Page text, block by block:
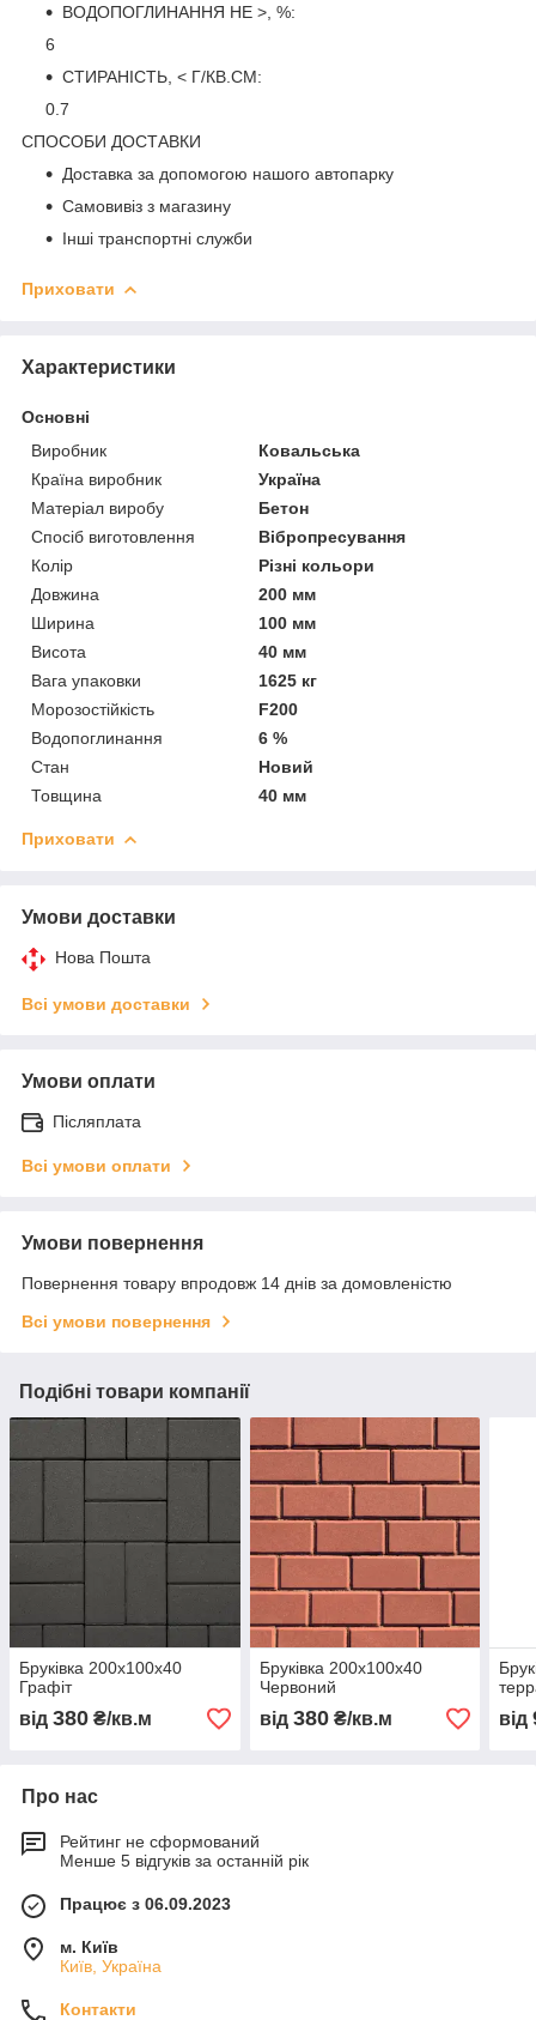
ВОДОПОГЛИНАННЯ НЕ >, %:
6
СТИРАНІСТЬ, < Г/КВ.СМ:
0.7
СПОСОБИ ДОСТАВКИ
Доставка за допомогою нашого автопарку
Самовивіз з магазину
Інші транспортні служби
Приховати
Характеристики
Основні
Виробник
Ковальська
Країна виробник
Україна
Матеріал виробу
Бетон
Спосіб виготовлення
Вібропресування
Колір
Різні кольори
Довжина
200 мм
Ширина
100 мм
Висота
40 мм
Вага упаковки
1625 кг
Морозостійкість
F200
Водопоглинання
6 %
Стан
Новий
Товщина
40 мм
Приховати
Умови доставки
Нова Пошта
Всі умови доставки
Умови оплати
Післяплата
Всі умови оплати
Умови повернення
Повернення товару впродовж 14 днів за домовленістю
Всі умови повернення
Подібні товари компанії
Бруківка 200х100х40
Графіт
від 380 ₴/кв.м
Бруківка 200х100х40
Червоний
від 380₴/кв.м від
Про нас
Рейтинг не сформований
Менше 5 відгуків за останній рік
Працює з 06.09.2023
м. Київ
Київ, Україна
Контакти